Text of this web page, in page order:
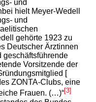
und
hielt Meyer-Wedell
und
gehörte 1923 zu
Deutscher Ärztinnen
geschäftsführende
Vorsitzende der
[
ZONTA-Clubs, eine
Frauen. (…)“[3]